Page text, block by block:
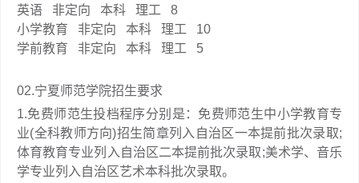
英语
非定向 本科 理工
8
小学教育
非定向 本科 理工
10
学前教育
非定向 本科 理工 5
02.宁夏师范学院招生要求
1.免费师范生投档程序分别是：免费师范生中小学教育专
业(全科教师方向)招生简章列入自治区一本提前批次录取;
体育教育专业列入自治区二本提前批次录取;美术学、音乐
学专业列入自治区艺术本科批次录取。